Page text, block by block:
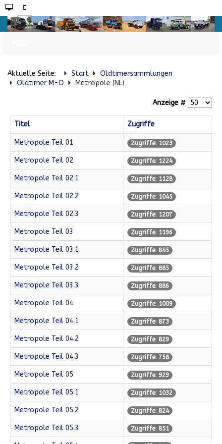
Aktuelle Seite: Start
Oldtimersammlungen
Oldtimer M-O
Metropole (NL)
Anzeige #
Titel Zugriffe
Metropole Teil 01 Zugriffe: 1023
Metropole Teil 02 Zugriffe: 1224
Metropole Teil 02.1 Zugriffe: 1128
Metropole Teil 02.2 Zugriffe: 1045
Metropole Teil 02.3 Zugriffe: 1207
Metropole Teil 03 Zugriffe: 1196
Metropole Teil 03.1 Zugriffe: 845
Metropole Teil 03.2 Zugriffe: 885
Metropole Teil 03.3 Zugriffe: 886
Metropole Teil 04 Zugriffe: 1009
Metropole Teil 04.1 Zugriffe: 873
Metropole Teil 04.2 Zugriffe: 829
Metropole Teil 04.3 Zugriffe: 758
Metropole Teil 05 Zugriffe: 929
Metropole Teil 05.1 Zugriffe: 1032
Metropole Teil 05.2 Zugriffe: 824
Metropole Teil 05.3 Zugriffe: 851